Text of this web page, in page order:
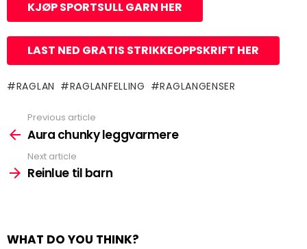
KJØP SPORTSULL GARN HER
LAST NED GRATIS STRIKKEOPPSKRIFT HER
RAGLAN RAGLANFELLING RAGLANGENSER
more
Previous article
Aura chunky leggvarmere
Next article
Reinlue til barn
WHAT DO YOU THINK?